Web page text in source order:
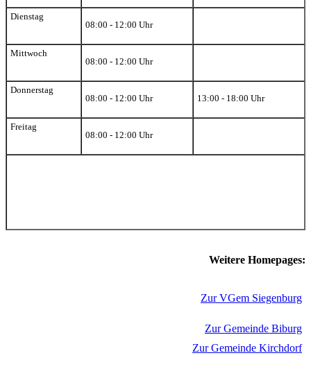
Dienstag
08:00 - 12:00 Uhr
Mittwoch
08:00 - 12:00 Uhr
Donnerstag
08:00 - 12:00 Uhr
13:00 - 18:00 Uhr
Freitag
08:00 - 12:00 Uhr
Weitere Homepages:
Zur VGem Siegenburg
Zur Gemeinde Biburg
Zur Gemeinde Kirchdorf